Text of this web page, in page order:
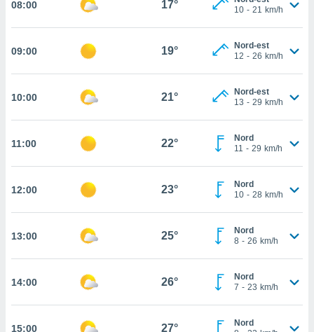
des
par le
de
des
sur
»,
CONTINUER
08:00 17°
10 - 21 km/h
09:00 19°
Nord-est
12 - 26 km/h
10:00 21°
Nord-est
13 - 29 km/h
11:00 22°
Nord
11 - 29 km/h
12:00 23°
Nord
10 - 28 km/h
13:00 25°
Nord
8 - 26 km/h
14:00 26°
Nord
7 - 23 km/h
15:00 27°
Nord